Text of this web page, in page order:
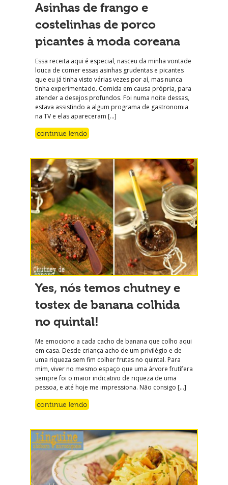
Asinhas de frango e
costelinhas de porco
picantes à moda coreana
Essa receita aqui é especial, nasceu da minha vontade
louca de comer essas asinhas grudentas e picantes
que eu já tinha visto várias vezes por aí, mas nunca
tinha experimentado. Comida em causa própria, para
atender a desejos profundos. Foi numa noite dessas,
estava assistindo a algum programa de gastronomia
na TV e elas apareceram […]
continue lendo
Yes, nós temos chutney e
tostex de banana colhida
no quintal!
Me emociono a cada cacho de banana que colho aqui
em casa. Desde criança acho de um privilégio e de
uma riqueza sem fim colher frutas no quintal. Para
mim, viver no mesmo espaço que uma árvore frutífera
sempre foi o maior indicativo de riqueza de uma
pessoa, e até hoje me impressiona. Não consigo […]
continue lendo